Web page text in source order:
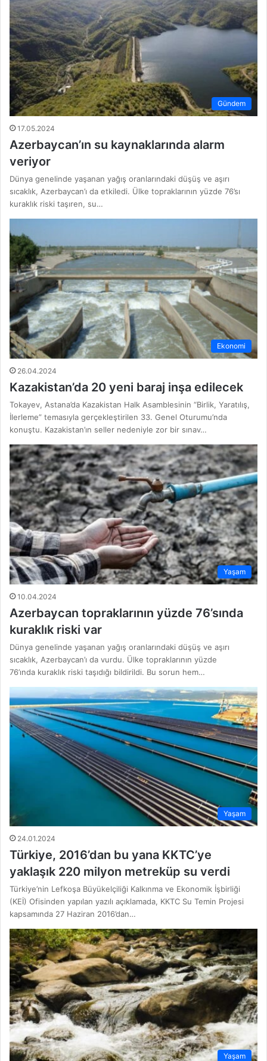
Gündem
17.05.2024
Azerbaycan’ın su kaynaklarında alarm
veriyor
Dünya genelinde yaşanan yağış oranlarındaki düşüş ve aşırı
sıcaklık, Azerbaycan’ı da etkiledi. Ülke topraklarının yüzde 76’sı
kuraklık riski taşıren, su…
Ekonomi
26.04.2024
Kazakistan’da 20 yeni baraj inşa edilecek
Tokayev, Astana’da Kazakistan Halk Asamblesinin “Birlik, Yaratılış,
İlerleme” temasıyla gerçekleştirilen 33. Genel Oturumu’nda
konuştu. Kazakistan’ın seller nedeniyle zor bir sınav…
Yaşam
10.04.2024
Azerbaycan topraklarının yüzde 76’sında
kuraklık riski var
Dünya genelinde yaşanan yağış oranlarındaki düşüş ve aşırı
sıcaklık, Azerbaycan’ı da vurdu. Ülke topraklarının yüzde
76’ında kuraklık riski taşıdığı bildirildi. Bu sorun hem…
Yaşam
24.01.2024
Türkiye, 2016’dan bu yana KKTC’ye
yaklaşık 220 milyon metreküp su verdi
Türkiye’nin Lefkoşa Büyükelçiliği Kalkınma ve Ekonomik İşbirliği
(KEİ) Ofisinden yapılan yazılı açıklamada, KKTC Su Temin Projesi
kapsamında 27 Haziran 2016’dan…
Yaşam